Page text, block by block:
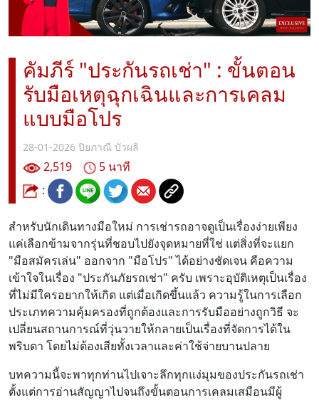
คัมภีร์ "ประกันรถเช่า" : ขั้นตอน
รับมือเหตุฉุกเฉินและการเคลม
แบบมือโปร
28-01-2026 ปิยภาณี บัวผลิ
2,519
5 นาที
:
สำหรับนักเดินทางมือใหม่ การเช่ารถอาจดูเป็นเรื่องง่ายเพียง
แค่เลือกข้ามจากรุ่นที่ชอบไปยังจุดหมายที่ใช่ แต่สิ่งที่จะแยก
"มือสมัครเล่น" ออกจาก "มือโปร" ได้อย่างชัดเจน คือความ
เข้าใจในเรื่อง "ประกันภัยรถเช่า" ครับ เพราะอุบัติเหตุเป็นเรื่อง
ที่ไม่มีใครอยากให้เกิด แต่เมื่อเกิดขึ้นแล้ว ความรู้ในการเลือก
ประเภทความคุ้มครองที่ถูกต้องและการรับมืออย่างถูกวิธี จะ
เปลี่ยนสถานการณ์ที่วุ่นวายให้กลายเป็นเรื่องที่จัดการได้ใน
พริบตา โดยไม่ต้องเสียทั้งเวลาและค่าใช้จ่ายบานปลาย
บทความนี้จะพาทุกท่านไปเจาะลึกทุกแง่มุมของประกันรถเช่า
ตั้งแต่การอ่านสัญญาไปจนถึงขั้นตอนการเคลมเสมือนมีผู้